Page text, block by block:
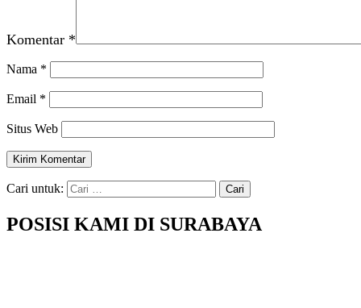
Komentar *
Nama *
Email *
Situs Web
Cari untuk:
POSISI KAMI DI SURABAYA